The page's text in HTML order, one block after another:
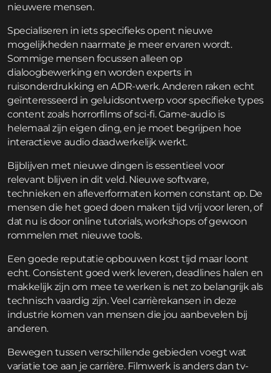
nieuwere mensen.
Specialiseren in iets specifieks opent nieuwe
mogelijkheden naarmate je meer ervaren wordt.
Sommige mensen focussen alleen op
dialoogbewerking en worden experts in
ruisonderdrukking en ADR-werk. Anderen raken echt
geïnteresseerd in geluidsontwerp voor specifieke types
content zoals horrorfilms of sci-fi. Game-audio is
helemaal zijn eigen ding, en je moet begrijpen hoe
interactieve audio daadwerkelijk werkt.
Bijblijven met nieuwe dingen is essentieel voor
relevant blijven in dit veld. Nieuwe software,
technieken en afleverformaten komen constant op. De
mensen die het goed doen maken tijd vrij voor leren, of
dat nu is door online tutorials, workshops of gewoon
rommelen met nieuwe tools.
Een goede reputatie opbouwen kost tijd maar loont
echt. Consistent goed werk leveren, deadlines halen en
makkelijk zijn om mee te werken is net zo belangrijk als
technisch vaardig zijn. Veel carrièrekansen in deze
industrie komen van mensen die jou aanbevelen bij
anderen.
Bewegen tussen verschillende gebieden voegt wat
variatie toe aan je carrière. Filmwerk is anders dan tv-